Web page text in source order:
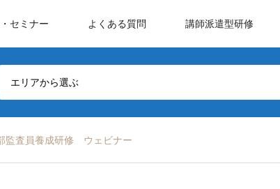
セミナー よくある質問 講師派遣型研修
エリアから選ぶ
監査員養成研修 ウェビナー